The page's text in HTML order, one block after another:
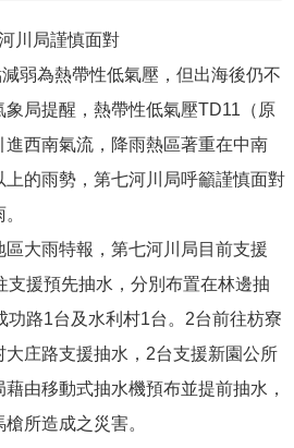
川局謹慎面對
弱為熱帶性低氣壓，但出海後仍不
局提醒，熱帶性低氣壓TD11（原
進西南氣流，降雨熱區著重在中南
的雨勢，第七河川局呼籲謹慎面對
大雨特報，第七河川局目前支援
支援預先抽水，分別布置在林邊抽
功路1台及水利村1台。2台前往枋寮
庄路支援抽水，2台支援新園公所
由移動式抽水機預布並提前抽水，
所造成之災害。